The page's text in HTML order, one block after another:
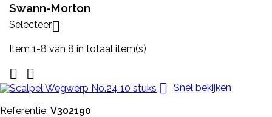
Swann-Morton
Selecteer
Item 1-8 van 8 in totaal item(s)


 Snel bekijken
Referentie: V302190